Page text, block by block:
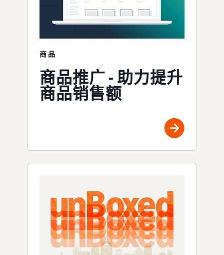
商品
商品推广 - 助力提升
商品销售额